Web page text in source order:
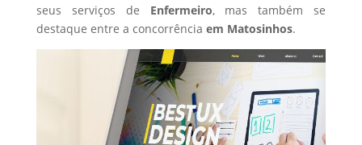
seus serviços de Enfermeiro, mas também se
destaque entre a concorrência em Matosinhos.